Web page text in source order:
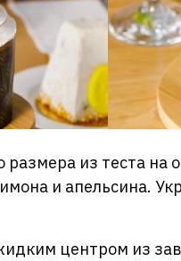
размера из теста на
и апельсина.
центром из